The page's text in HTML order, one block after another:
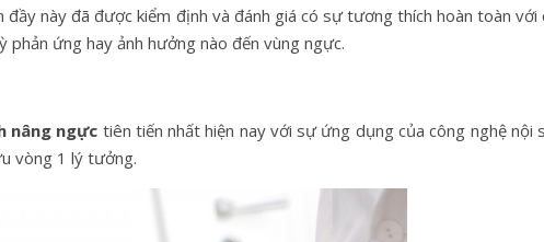
đầy này đã được kiểm định và đánh giá có sự tương thích hoàn toàn với
ứng hay ảnh hưởng nào đến vùng ngực.
nâng ngực tiên tiến nhất hiện nay với sự ứng dụng của công nghệ nội
vòng 1 lý tưởng.